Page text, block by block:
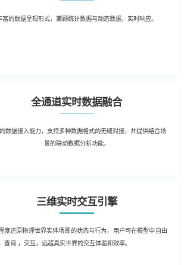
富的数据呈现形式，兼顾统计数据与动态数据，实时响应。
全通道实时数据融合
数据接入能力，支持多种数据格式的无缝对接，并提供结合场
景的联动数据分析功能。
三维实时交互引擎
度还原物理世界实体场景的状态与行为，用户可在模型中自由
查询 ，交互，远超真实世界的交互体验和效率。